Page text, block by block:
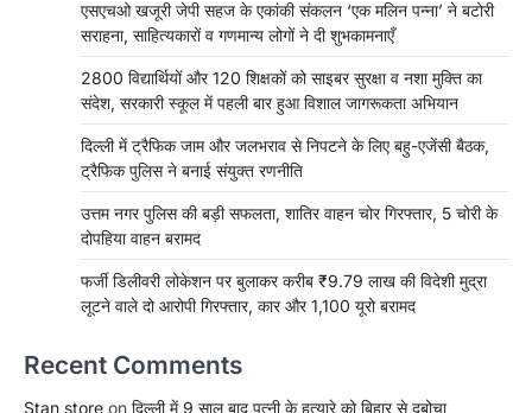
एसएचओ खजूरी जेपी सहज के एकांकी संकलन ‘एक मलिन पन्ना’ ने बटोरी
सराहना, साहित्यकारों व गणमान्य लोगों ने दी शुभकामनाएँ
2800 विद्यार्थियों और 120 शिक्षकों को साइबर सुरक्षा व नशा मुक्ति का
संदेश, सरकारी स्कूल में पहली बार हुआ विशाल जागरूकता अभियान
दिल्ली में ट्रैफिक जाम और जलभराव से निपटने के लिए बहु-एजेंसी बैठक,
ट्रैफिक पुलिस ने बनाई संयुक्त रणनीति
उत्तम नगर पुलिस की बड़ी सफलता, शातिर वाहन चोर गिरफ्तार, 5 चोरी के
दोपहिया वाहन बरामद
फर्जी डिलीवरी लोकेशन पर बुलाकर करीब ₹9.79 लाख की विदेशी मुद्रा
लूटने वाले दो आरोपी गिरफ्तार, कार और 1,100 यूरो बरामद
Recent Comments
Stan store on दिल्ली में 9 साल बाद पत्नी के हत्यारे को बिहार से दबोचा